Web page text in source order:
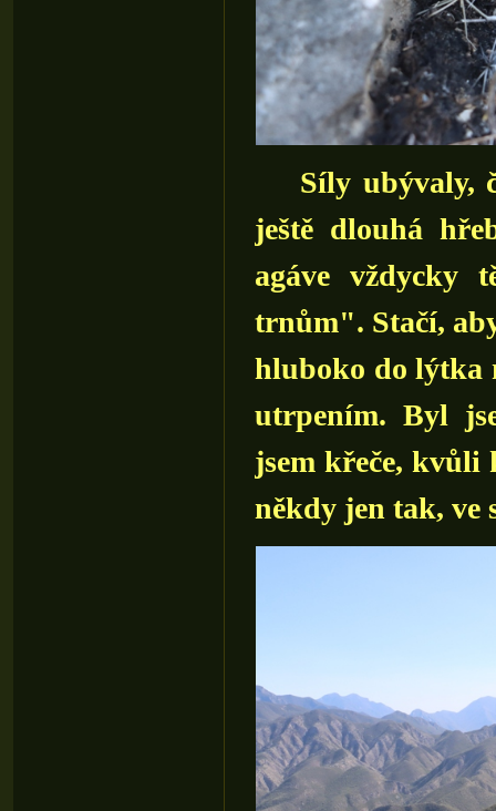
Síly ubývaly,
ještě dlouhá
agáve vždycky
trnům". Stačí,
hluboko do lýtka
utrpením. Byl
jsem křeče, kvůli
někdy jen tak, ve